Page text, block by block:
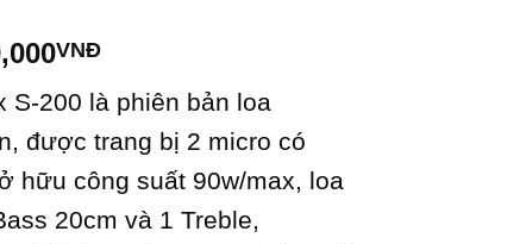
VNĐGiá
tại
là:
2,200,000VNĐ.
S-200 là phiên bản loa
được trang bị 2 micro có
hữu công suất 90w/max, loa
20cm và 1 Treble,